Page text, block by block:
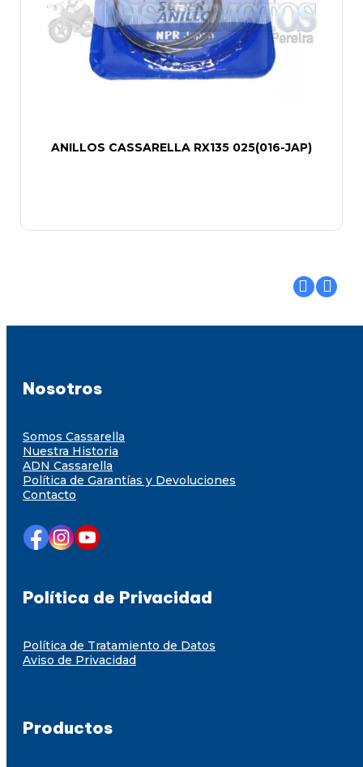
ANILLOS CASSARELLA RX135 025(016-JAP)
Nosotros
Somos Cassarella
Nuestra Historia
ADN Cassarella
Política de Garantías y Devoluciones
Contacto
Política de Privacidad
Política de Tratamiento de Datos
Aviso de Privacidad
Productos